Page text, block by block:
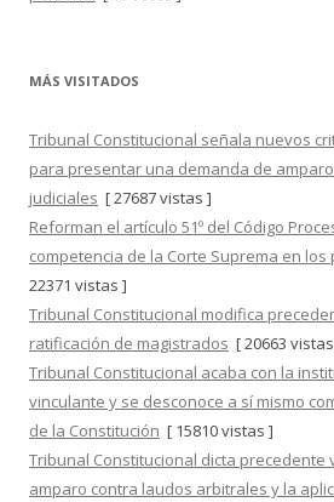
MÁS VISITADOS
Tribunal Constitucional señala nuevos
para presentar una demanda de
judiciales [ 27687 vistas ]
Reforman el artículo 51º del Código
competencia de la Corte Suprema en
22371 vistas ]
Tribunal Constitucional modifica
ratificación de magistrados [ 20663
Tribunal Constitucional acaba con la
vinculante y se desconoce a sí mismo
de la Constitución [ 15810 vistas ]
Tribunal Constitucional dicta precedente
amparo contra laudos arbitrales y la